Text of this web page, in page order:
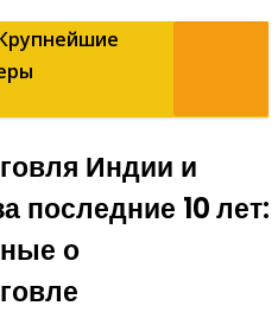
Индии и
последние 10 лет:
о